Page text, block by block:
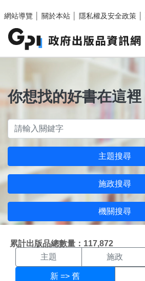
網站導覽
關於本站 隱私權及安全政策
你想找的好書在這裡
主題搜尋
施政搜尋
機關搜尋
累計出版品總數量：117,872
機關搜尋結果
主題 施政
新 => 舊